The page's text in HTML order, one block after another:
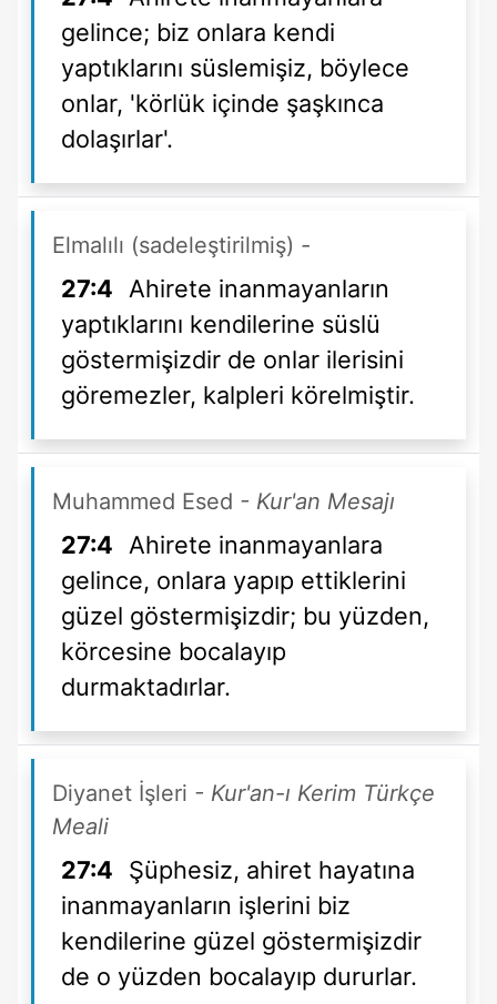
gelince; biz onlara kendi
yaptıklarını süslemişiz, böylece
onlar, 'körlük içinde şaşkınca
dolaşırlar'.
Elmalılı (sadeleştirilmiş) -
27:4
Ahirete inanmayanların
yaptıklarını kendilerine süslü
göstermişizdir de onlar ilerisini
göremezler, kalpleri körelmiştir.
Muhammed Esed - Kur'an Mesajı
27:4
Ahirete inanmayanlara
gelince, onlara yapıp ettiklerini
güzel göstermişizdir; bu yüzden,
körcesine bocalayıp
durmaktadırlar.
Diyanet İşleri - Kur'an-ı Kerim Türkçe
Meali
27:4
Şüphesiz, ahiret hayatına
inanmayanların işlerini biz
kendilerine güzel göstermişizdir
de o yüzden bocalayıp dururlar.